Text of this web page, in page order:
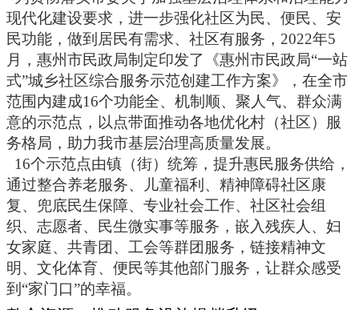
现代化建设要求，进一步强化社区为民、便民、安
民功能，做到居民有需求、社区有服务， 2022年5
月，惠州市民政局制定印发了《惠州市民政局“一站
式”城乡社区综合服务示范创建工作方案》，在全市
范围内建成16个功能全、机制顺、聚人气、群众满
意的示范点，以点带面推动各地优化村（社区）服
务格局，助力我市基层治理高质量发展。
16个示范点由镇（街）统筹，提升惠民服务供给，
通过整合养老服务、儿童福利、精神障碍社区康
复、兜底民生保障、专业社会工作、社区社会组
织、志愿者、民生微实事等服务，嵌入残疾人、妇
女家庭、共青团、工会等群团服务，链接精神文
明、文化体育、便民等其他部门服务，让群众感受
到“家门口”的幸福。